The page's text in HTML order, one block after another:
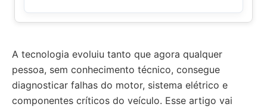
A tecnologia evoluiu tanto que agora qualquer
pessoa, sem conhecimento técnico, consegue
diagnosticar falhas do motor, sistema elétrico e
componentes críticos do veículo. Esse artigo vai